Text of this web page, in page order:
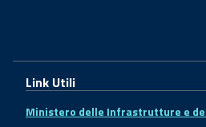
Link Utili
Ministero delle Infrastrutture e